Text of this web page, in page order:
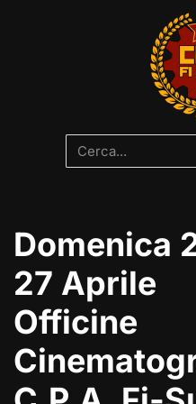
Domenica
27 Aprile
Officine